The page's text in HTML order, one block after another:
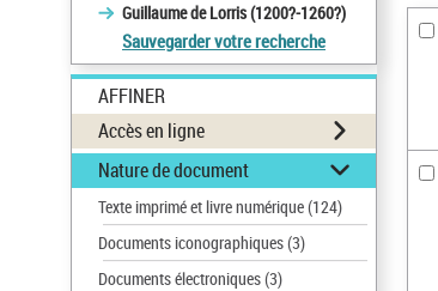
Guillaume de Lorris (1200?-1260?)
Sauvegarder votre recherche
AFFINER
Accès en ligne
Nature de document
Texte imprimé et livre numérique(124)
Documents iconographiques(3)
Documents électroniques(3)